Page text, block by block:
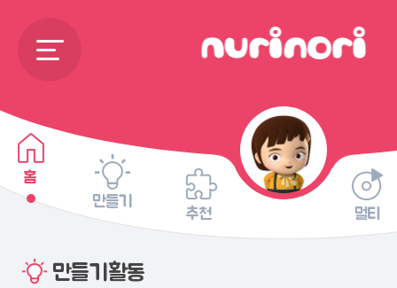
홈
만들기
추천 멀티
만들기활동